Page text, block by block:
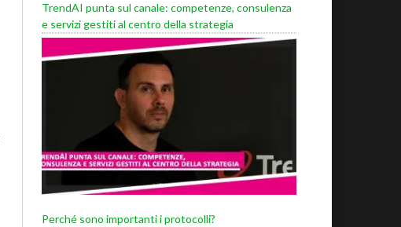
TrendAI punta sul canale: competenze, consulenza
e servizi gestiti al centro della strategia
Perché sono importanti i protocolli?